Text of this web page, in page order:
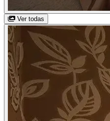
Ver todas